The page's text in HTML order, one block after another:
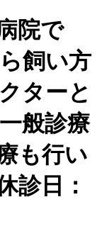
院で
飼い方
ターと
般診療
も行い
診日：